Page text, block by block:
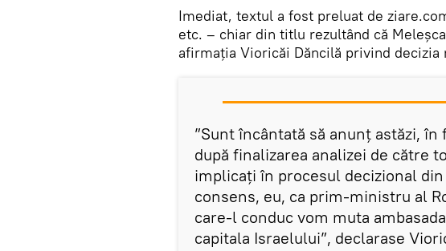
Imediat, textul a fost preluat de
etc. – chiar din titlu rezultând că
afirmația Vioricăi Dăncilă privind decizia
”Sunt încântată să anunț astăzi, în
după finalizarea analizei de către
implicați în procesul decizional
consens, eu, ca prim-ministru al
care-l conduc vom muta
capitala Israelului”, declarase